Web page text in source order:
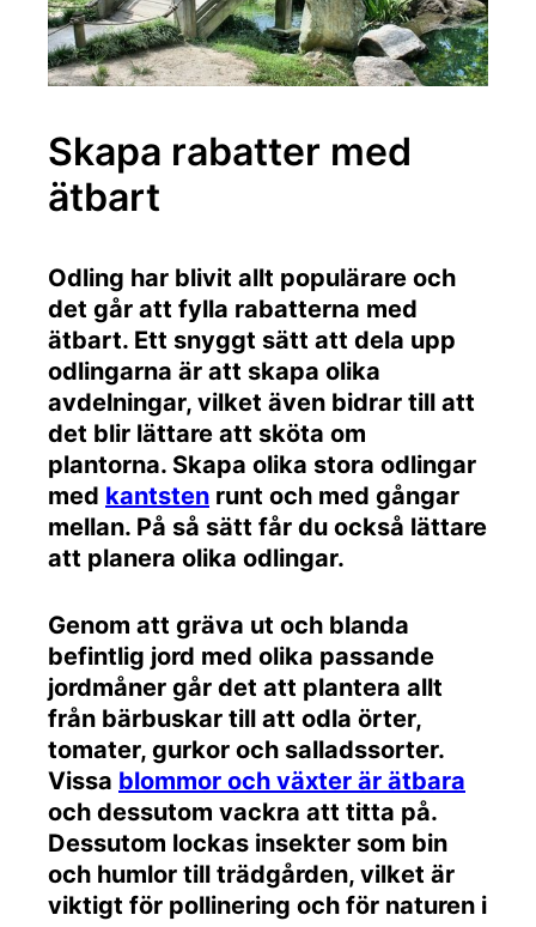
Skapa rabatter med
ätbart
Odling har blivit allt populärare och
det går att fylla rabatterna med
ätbart. Ett snyggt sätt att dela upp
odlingarna är att skapa olika
avdelningar, vilket även bidrar till att
det blir lättare att sköta om
plantorna. Skapa olika stora odlingar
med kantsten runt och med gångar
mellan. På så sätt får du också lättare
att planera olika odlingar.
Genom att gräva ut och blanda
befintlig jord med olika passande
jordmåner går det att plantera allt
från bärbuskar till att odla örter,
tomater, gurkor och salladssorter.
Vissa blommor och växter är ätbara
och dessutom vackra att titta på.
Dessutom lockas insekter som bin
och humlor till trädgården, vilket är
viktigt för pollinering och för naturen i